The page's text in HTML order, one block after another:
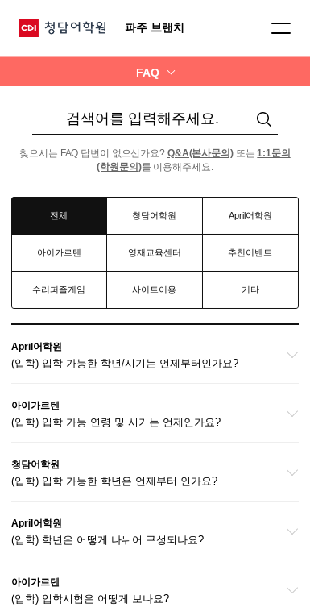
파주 브랜치
FAQ
찾으시는 FAQ 답변이 없으신가요? Q&A(본사문의)또는1:1문의
(학원문의)를 이용해주세요.
전체 청담어학원 April어학원
아이가르텐 영재교육센터 추천이벤트
수리퍼즐게임 사이트이용 기타
April어학원
(입학) 입학 가능한 학년/시기는 언제부터인가요?
아이가르텐
(입학) 입학 가능 연령 및 시기는 언제인가요?
청담어학원
(입학) 입학 가능한 학년은 언제부터 인가요?
April어학원
(입학) 학년은 어떻게 나뉘어 구성되나요?
아이가르텐
(입학) 입학시험은 어떻게 보나요?